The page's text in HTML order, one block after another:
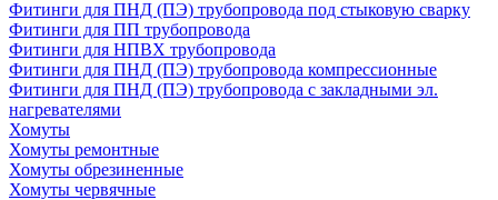
Фитинги для ПНД (ПЭ) трубопровода под стыковую сварку
Фитинги для ПП трубопровода
Фитинги для НПВХ трубопровода
Фитинги для ПНД (ПЭ) трубопровода компрессионные
Фитинги для ПНД (ПЭ) трубопровода с закладными эл.
нагревателями
Хомуты
Хомуты ремонтные
Хомуты обрезиненные
Хомуты червячные